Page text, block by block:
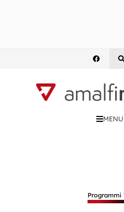
MENU
Programmi